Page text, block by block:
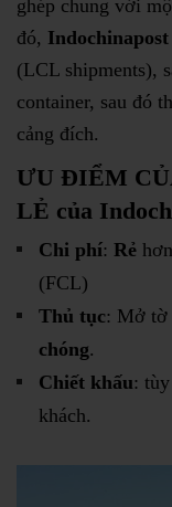
ghép chung với
đó, Indochinapost
(LCL shipments),
container, sau đó
cảng đích.
ƯU ĐIỂM
LẺ của
Chi phí: Rẻ
(FCL)
Thủ tục: Mở tờ
chóng.
Chiết khấu:
khách.